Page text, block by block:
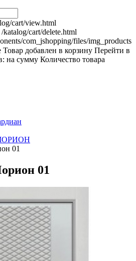
cart/view.html
/katalog/cart/delete.html
com_jshopping/files/img_products
Товар добавлен в корзину Перейти в
на сумму Количество товара
01
01